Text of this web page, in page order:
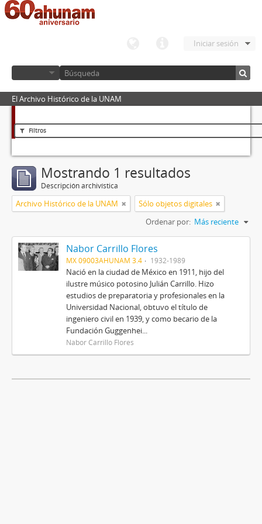
Iniciar sesión
El Archivo Histórico de la UNAM
Filtros
Mostrando 1 resultados
Descripción archivística
Archivo Histórico de la UNAM
Sólo objetos digitales
Ordenar por: Más reciente
Nabor Carrillo Flores
MX 09003AHUNAM 3.4 1932-1989
Nació en la ciudad de México en 1911, hijo del
ilustre músico potosino Julián Carrillo. Hizo
estudios de preparatoria y profesionales en la
Universidad Nacional, obtuvo el título de
ingeniero civil en 1939, y como becario de la
Fundación Guggenhei...
Nabor Carrillo Flores